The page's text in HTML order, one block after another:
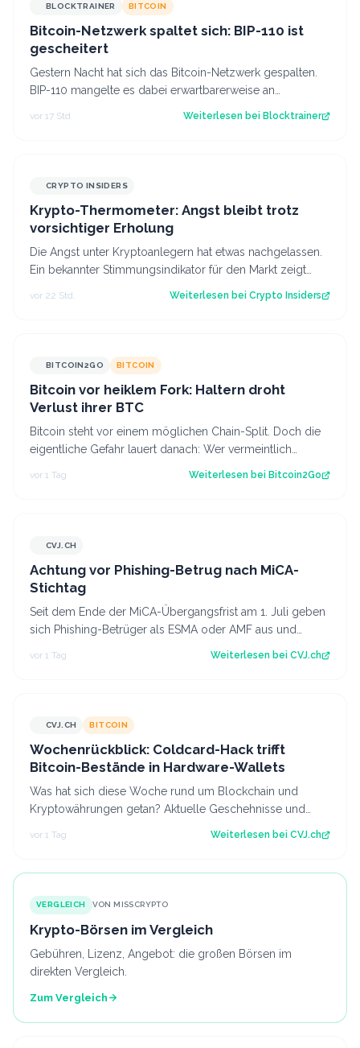
BLOCKTRAINER BITCOIN
Bitcoin-Netzwerk spaltet sich: BIP-110 ist
gescheitert
Gestern Nacht hat sich das Bitcoin-Netzwerk gespalten.
BIP-110 mangelte es dabei erwartbarerweise an
vor 17 Std. Weiterlesen bei Blocktrainer
CRYPTO INSIDERS
Krypto-Thermometer: Angst bleibt trotz
vorsichtiger Erholung
Die Angst unter Kryptoanlegern hat etwas nachgelassen.
Ein bekannter Stimmungsindikator für den Markt zeigt
vor 22 Std. Weiterlesen bei Crypto Insiders
BITCOIN2GO BITCOIN
Bitcoin vor heiklem Fork: Haltern droht
Verlust ihrer BTC
Bitcoin steht vor einem möglichen Chain-Split. Doch die
eigentliche Gefahr lauert danach: Wer vermeintlich
kostenlose Fork-Coins verkauft, k…
vor 1 Tag Weiterlesen bei Bitcoin2Go
CVJ.CHCVJ.CH
Achtung vor Phishing-Betrug nach MiCA-
Stichtag
Seit dem Ende der MiCA-Übergangsfrist am 1. Juli geben
sich Phishing-Betrüger als ESMA oder AMF aus und
vor 1 Tag Weiterlesen bei CVJ.ch
CVJ.CHCVJ.CH BITCOIN
Wochenrückblick: Coldcard-Hack trifft
Bitcoin-Bestände in Hardware-Wallets
Was hat sich diese Woche rund um Blockchain und
Kryptowährungen getan? Aktuelle Geschehnisse und
Hintergrundberichte im Wochenrückblick. Der…
vor 1 Tag Weiterlesen bei CVJ.ch
VERGLEICH VON MISSCRYPTO
Krypto-Börsen im Vergleich
Gebühren, Lizenz, Angebot: die großen Börsen im
direkten Vergleich.
Zum Vergleich